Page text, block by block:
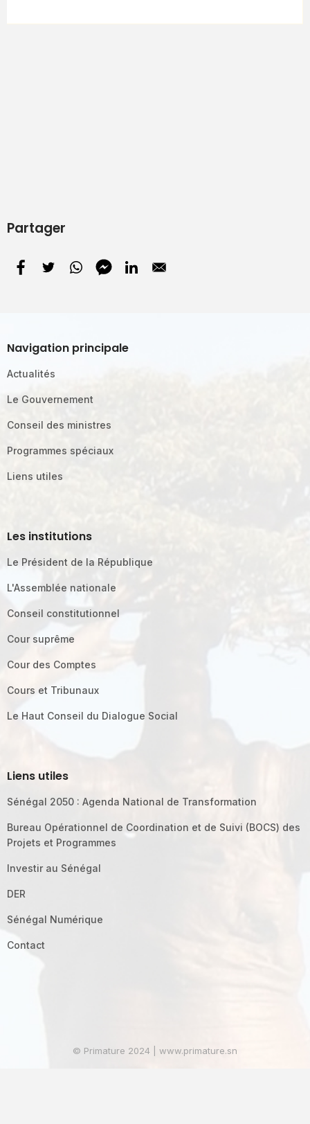
Partager
Navigation principale
Actualités
Le Gouvernement
Conseil des ministres
Programmes spéciaux
Liens utiles
Les institutions
Le Président de la République
L'Assemblée nationale
Conseil constitutionnel
Cour suprême
Cour des Comptes
Cours et Tribunaux
Le Haut Conseil du Dialogue Social
Liens utiles
Sénégal 2050 : Agenda National de Transformation
Bureau Opérationnel de Coordination et de Suivi (BOCS) des
Projets et Programmes
Investir au Sénégal
DER
Sénégal Numérique
Contact
© Primature 2024 | www.primature.sn